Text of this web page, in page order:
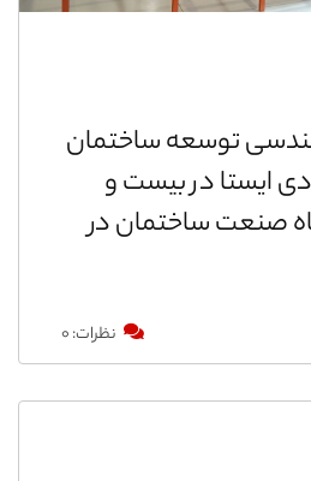
توسعه ساختمان
ایستا در بیست و
صنعت ساختمان در
نظرات: ۰